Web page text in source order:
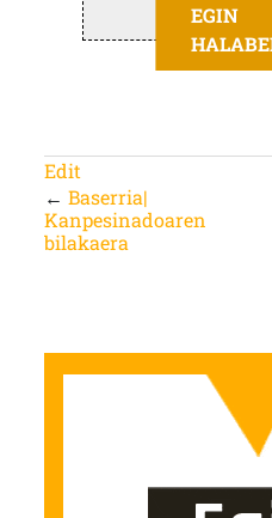
EGIN
Edit
← Baserria|
Kanpesinadoaren
bilakaera